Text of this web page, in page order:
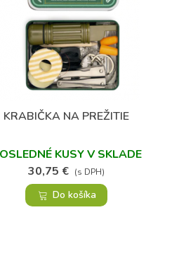
Obľúbené
KRABIČKA NA PREŽITIE
KUSY V SKLADE
30,75 € (s DPH)
Do košíka